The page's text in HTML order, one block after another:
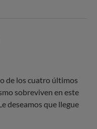
de los cuatro últimos
sobreviven en este
deseamos que llegue